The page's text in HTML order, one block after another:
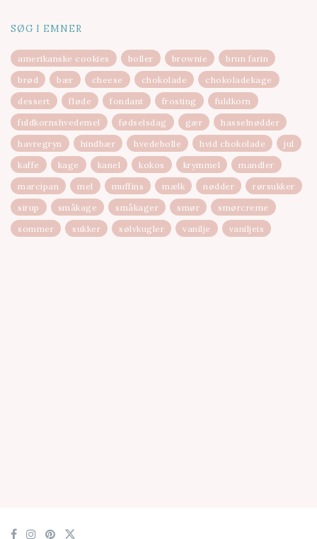
SØG I EMNER
amerikanske cookies boller brownie
brun farin
brød
bær cheese chokolade
chokoladekage
dessert
fløde fondant frosting
fuldkorn
fuldkornshvedemel
fødselsdag gær
hasselnødder
havregryn
hindbær hvedebolle hvid chokolade
jul
kaffe
kage kanel kokos krymmel
mandler
marcipan
mel muffins mælk nødder
rørsukker
sirup
småkage småkager smør
smørcreme
sommer
sukker sølvkugler vanilje vaniljeis